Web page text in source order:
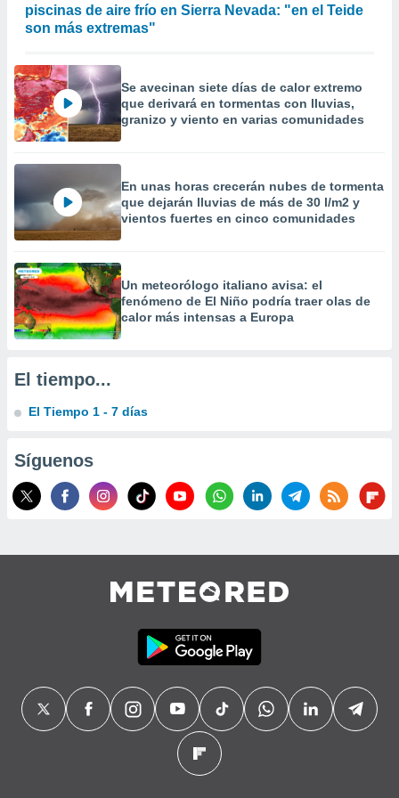
e
mediante
publicidad
publicidad
1199
piscinas de aire frío en Sierra Nevada: "en el Teide
son más extremas"
Se avecinan siete días de calor extremo
que derivará en tormentas con lluvias,
granizo y viento en varias comunidades
En unas horas crecerán nubes de tormenta
que dejarán lluvias de más de 30 l/m2 y
vientos fuertes en cinco comunidades
Un meteorólogo italiano avisa: el
fenómeno de El Niño podría traer olas de
calor más intensas a Europa
El tiempo...
El Tiempo 1 - 7 días
Síguenos